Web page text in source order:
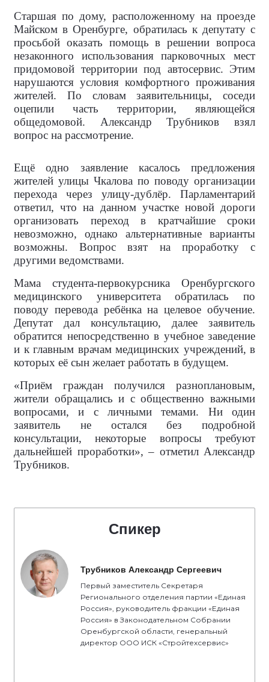
Старшая по дому, расположенному на проезде
Майском в Оренбурге, обратилась к депутату с
просьбой оказать помощь в решении вопроса
незаконного использования парковочных мест
придомовой территории под автосервис. Этим
нарушаются условия комфортного проживания
жителей. По словам заявительницы, соседи
оцепили часть территории, являющейся
общедомовой. Александр Трубников взял
вопрос на рассмотрение.
Ещё одно заявление касалось предложения
жителей улицы Чкалова по поводу организации
перехода через улицу-дублёр. Парламентарий
ответил, что на данном участке новой дороги
организовать переход в кратчайшие сроки
невозможно, однако альтернативные варианты
возможны. Вопрос взят на проработку с
другими ведомствами.
Мама студента-первокурсника Оренбургского
медицинского университета обратилась по
поводу перевода ребёнка на целевое обучение.
Депутат дал консультацию, далее заявитель
обратится непосредственно в учебное заведение
и к главным врачам медицинских учреждений, в
которых её сын желает работать в будущем.
«Приём граждан получился разноплановым,
жители обращались и с общественно важными
вопросами, и с личными темами. Ни один
заявитель не остался без подробной
консультации, некоторые вопросы требуют
дальнейшей проработки», – отметил Александр
Трубников.
Спикер
Трубников Александр Сергеевич
Первый заместитель Секретаря
Регионального отделения партии «Единая
Россия», руководитель фракции «Единая
Россия» в Законодательном Собрании
Оренбургской области, генеральный
директор ООО ИСК «Стройтехсервис»